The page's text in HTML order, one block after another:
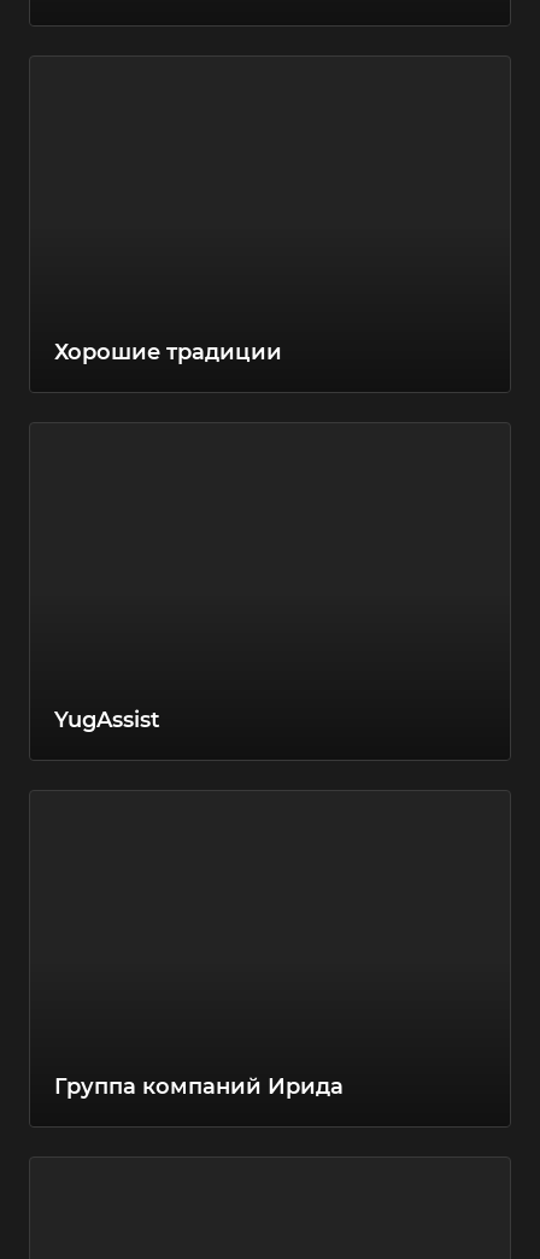
Хорошие традиции
YugAssist
Группа компаний Ирида